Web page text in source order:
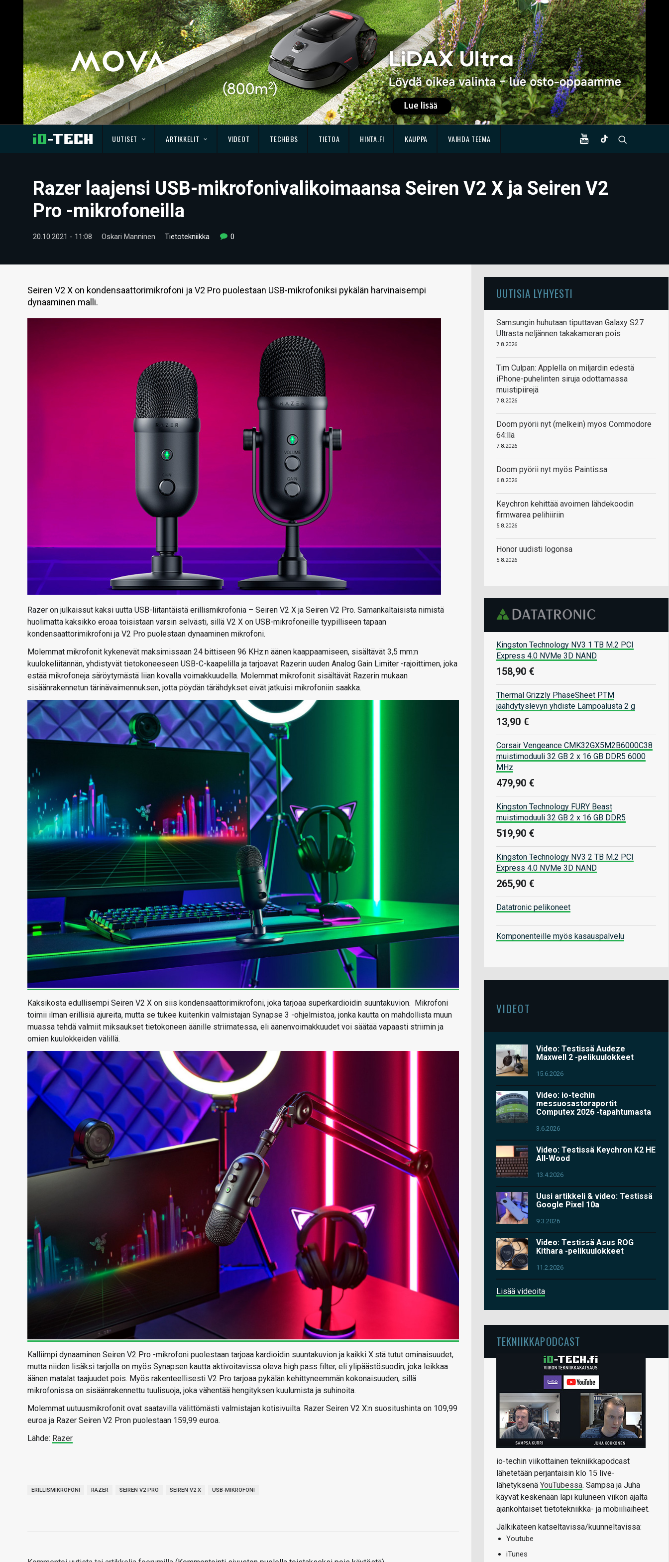
UUTISET ARTIKKELIT VIDEOT TECHBBS TIETOA HINTA.FI KAUPPA VAIHDA TEEMA
Razer laajensi USB-mikrofonivalikoimaansa Seiren V2 X ja Seiren V2
Pro -mikrofoneilla
20.10.2021 - 11:08 Oskari Manninen Tietotekniikka 0
Seiren V2 X on kondensaattorimikrofoni ja V2 Pro puolestaan USB-mikrofoniksi pykälän harvinaisempi
dynaaminen malli.
Razer on julkaissut kaksi uutta USB-liitäntäistä erillismikrofonia – Seiren V2 X ja Seiren V2 Pro. Samankaltaisista nimistä
huolimatta kaksikko eroaa toisistaan varsin selvästi, sillä V2 X on USB-mikrofoneille tyypilliseen tapaan
kondensaattorimikrofoni ja V2 Pro puolestaan dynaaminen mikrofoni.
Molemmat mikrofonit kykenevät maksimissaan 24 bittiseen 96 KHz:n äänen kaappaamiseen, sisältävät 3,5 mm:n
kuulokeliitännän, yhdistyvät tietokoneeseen USB-C-kaapelilla ja tarjoavat Razerin uuden Analog Gain Limiter -rajoittimen, joka
estää mikrofoneja säröytymästä liian kovalla voimakkuudella. Molemmat mikrofonit sisältävät Razerin mukaan
sisäänrakennetun tärinävaimennuksen, jotta pöydän tärähdykset eivät jatkuisi mikrofoniin saakka.
Kaksikosta edullisempi Seiren V2 X on siis kondensaattorimikrofoni, joka tarjoaa superkardioidin suuntakuvion. Mikrofoni
toimii ilman erillisiä ajureita, mutta se tukee kuitenkin valmistajan Synapse 3 -ohjelmistoa, jonka kautta on mahdollista muun
muassa tehdä valmiit miksaukset tietokoneen äänille striimatessa, eli äänenvoimakkuudet voi säätää vapaasti striimin ja
omien kuulokkeiden välillä.
Kalliimpi dynaaminen Seiren V2 Pro -mikrofoni puolestaan tarjoaa kardioidin suuntakuvion ja kaikki X:stä tutut ominaisuudet,
mutta niiden lisäksi tarjolla on myös Synapsen kautta aktivoitavissa oleva high pass filter, eli ylipäästösuodin, joka leikkaa
äänen matalat taajuudet pois. Myös rakenteellisesti V2 Pro tarjoaa pykälän kehittyneemmän kokonaisuuden, sillä
mikrofonissa on sisäänrakennettu tuulisuoja, joka vähentää hengityksen kuulumista ja suhinoita.
Molemmat uutuusmikrofonit ovat saatavilla välittömästi valmistajan kotisivuilta. Razer Seiren V2 X:n suositushinta on 109,99
euroa ja Razer Seiren V2 Pron puolestaan 159,99 euroa.
Lähde: Razer
ERILLISMIKROFONI RAZER SEIREN V2 PRO SEIREN V2 X USB-MIKROFONI
UUTISIA LYHYESTI
Samsungin huhutaan tiputtavan Galaxy S27
Ultrasta neljännen takakameran pois
7.8.2026
Tim Culpan: Applella on miljardin edestä
iPhone-puhelinten siruja odottamassa
muistipiirejä
7.8.2026
Doom pyörii nyt (melkein) myös Commodore
64:llä
7.8.2026
Doom pyörii nyt myös Paintissa
6.8.2026
Keychron kehittää avoimen lähdekoodin
firmwarea pelihiiriin
5.8.2026
Honor uudisti logonsa
5.8.2026
Kingston Technology NV3 1 TB M.2 PCI
Express 4.0 NVMe 3D NAND
158,90 €
Thermal Grizzly PhaseSheet PTM
jäähdytyslevyn yhdiste Lämpöalusta 2 g
13,90 €
Corsair Vengeance CMK32GX5M2B6000C38
muistimoduuli 32 GB 2 x 16 GB DDR5 6000
MHz
479,90 €
Kingston Technology FURY Beast
muistimoduuli 32 GB 2 x 16 GB DDR5
519,90 €
Kingston Technology NV3 2 TB M.2 PCI
Express 4.0 NVMe 3D NAND
265,90 €
Datatronic pelikoneet
Komponenteille myös kasauspalvelu
VIDEOT
Video: Testissä Audeze
Maxwell 2 -pelikuulokkeet
15.6.2026
Video: io-techin
messuosastoraportit
Computex 2026 -tapahtumasta
3.6.2026
Video: Testissä Keychron K2 HE
All-Wood
13.4.2026
Uusi artikkeli & video: Testissä
Google Pixel 10a
9.3.2026
Video: Testissä Asus ROG
Kithara -pelikuulokkeet
11.2.2026
Lisää videoita
TEKNIIKKAPODCAST
io-techin viikottainen tekniikkapodcast
lähetetään perjantaisin klo 15 live-
lähetyksenä YouTubessa. Sampsa ja Juha
käyvät keskenään läpi kuluneen viikon ajalta
ajankohtaiset tietotekniikka- ja mobiiliaiheet.
Jälkikäteen katseltavissa/kuunneltavissa:
Youtube
iTunes